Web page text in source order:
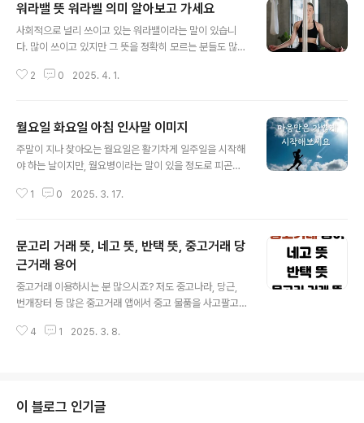
개해 드릴게요. 커피 한 잔처럼 마음 데우는 일 하나쯤은
생기는 하루 되세요. 세상이 바쁘고 시끄러워도, 내 속도대
로 사는 하루 보내봐요. 오늘은 어제보다 한 뼘 더 웃는 하
무리 바빠도 잠깐의 휴식을 잊지 마세요. 별로 특별할 것 없
워라밸 뜻 워라벨 의미 알아보고 가세요
사회적으로 널리 쓰이고 있는 워라밸이라는 말이 있습니
다. 많이 쓰이고 있지만 그 뜻을 정확히 모르는 분들도 많을
요. 워라밸은 일과 삶의 균형을 뜻하는 Work-life balan
ife balance)이라는 표현으로 사용했고, 우리나라에서 이
말의 앞글자를 따서 워라밸이라고 표현하게 되었다고 해
요. 일과 삶의 균형이란 하루 중에서 일하는 근무 시간과 가
되어야 한다는 것입니다. 근무 시간과 개인적으로 보내는
2 0 2025. 4. 1.
월요일 화요일 아침 인사말 이미지
주말이 지나 찾아오는 월요일은 활기차게 일주일을 시작해
야 하는 날이지만, 월요병이라는 말이 있을 정도로 피곤하
인 화요일까지 힘내서 기운차게 보낼 수 있도록 월요일 인
세요. 월요일 아침, 상쾌한 한 주 시작하세요! 이번 주에도
멋진 에너지로 가득 차길 바랍니다! 행복한 주말 보내셨나
요? 새로 시작되는 한 주에는 행복 가득한 시간 보내세
요. 한 주를 시작하는 월요일입니다. 즐겁고 상쾌하게 한 주
니다. 주말 동안 에너지 충전 잘하셨나요? 이번 주도 더욱
1 0 2025. 3. 17.
문고리 거래 뜻, 네고 뜻, 반택 뜻, 중고거래 당
근거래 용어
중고거래 이용하시는 분 많으시죠? 저도 중고나라, 당근,
번개장터 등 많은 중고거래 앱에서 중고 물품을 사고팔고
고거래 용어를 사용하더라고요. 원래 알던 단어들도 있었
협상을 뜻하는 영어 네고시에이션(negotiation)의 줄임
말입니다. 중고거래에서 구매자가 “네고 가능합니까?”라
4 1 2025. 3. 8.
이 블로그 인기글